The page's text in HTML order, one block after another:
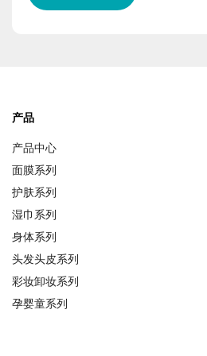
产品
产品中心
面膜系列
护肤系列
湿巾系列
身体系列
头发头皮系列
彩妆卸妆系列
孕婴童系列